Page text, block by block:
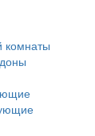
комнаты